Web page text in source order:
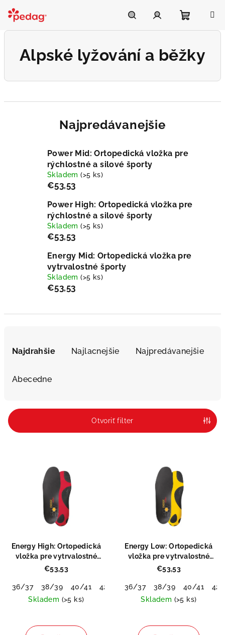
obsah
HľadaťPrihlásenie
košík
Alpské lyžování a běžky
Najpredávanejšie
Power Mid: Ortopedická vložka pre
rýchlostné a silové športy
Skladem(>5 ks)
€53,53
Power High: Ortopedická vložka pre
rýchlostné a silové športy
Skladem(>5 ks)
€53,53
Energy Mid: Ortopedická vložka pre
vytrvalostné športy
Skladem(>5 ks)
€53,53
e
Najdrahšie Najlacnejšie Najpredávanejšie
Abecedne
Otvoriť filter
Energy High: Ortopedická
vložka pre vytrvalostné
športy
€53,53
36/37 38/39 40/41 42/43 44/45
46/48
Skladem (>5 ks)
Energy Low: Ortopedická
vložka pre vytrvalostné
športy
€53,53
36/37 38/39 40/41
42/
Skladem (>5 ks)
Asistent Pedag